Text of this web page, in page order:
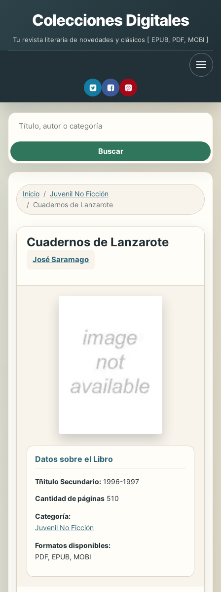
Colecciones Digitales
Tu revista literaria de novedades y clásicos [ EPUB, PDF, MOBI ]
Inicio
Juvenil No Ficción
Cuadernos de Lanzarote
Cuadernos de Lanzarote
José Saramago
Datos sobre el Libro
Tñitulo Secundario: 1996-1997
Cantidad de páginas 510
Categoría:
Juvenil No Ficción
Formatos disponibles:
PDF, EPUB, MOBI